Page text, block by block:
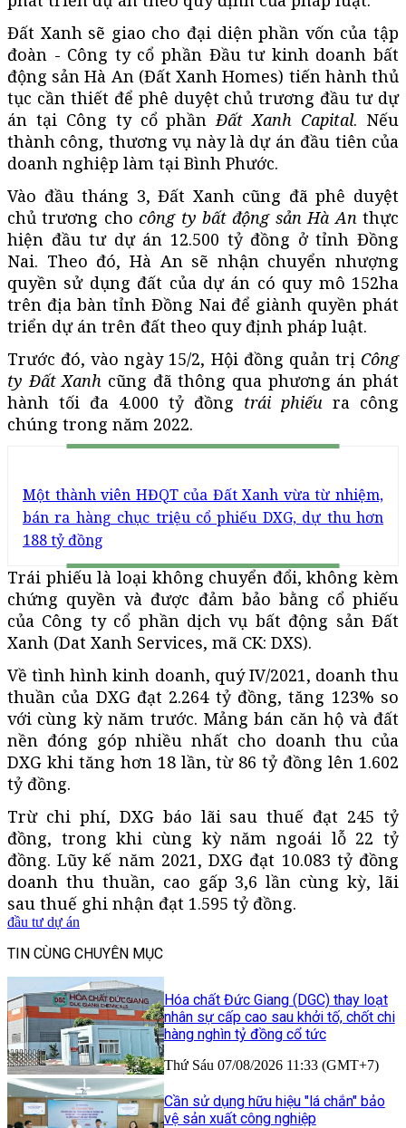
Đất Xanh sẽ giao cho đại diện phần vốn của tập
đoàn - Công ty cổ phần Đầu tư kinh doanh bất
động sản Hà An (Đất Xanh Homes) tiến hành thủ
tục cần thiết để phê duyệt chủ trương đầu tư dự
án tại Công ty cổ phần Đất Xanh Capital. Nếu
thành công, thương vụ này là dự án đầu tiên của
doanh nghiệp làm tại Bình Phước.
Vào đầu tháng 3, Đất Xanh cũng đã phê duyệt
chủ trương chocông ty bất động sản Hà Anthực
hiện đầu tư dự án 12.500 tỷ đồng ở tỉnh Đồng
Nai. Theo đó, Hà An sẽ nhận chuyển nhượng
quyền sử dụng đất của dự án có quy mô 152ha
trên địa bàn tỉnh Đồng Nai để giành quyền phát
triển dự án trên đất theo quy định pháp luật.
Trước đó, vào ngày 15/2, Hội đồng quản trị Công
ty Đất Xanh cũng đã thông qua phương án phát
hành tối đa 4.000 tỷ đồng trái phiếu ra công
chúng trong năm 2022.
Một thành viên HĐQT của Đất Xanh vừa từ nhiệm,
bán ra hàng chục triệu cổ phiếu DXG, dự thu hơn
188 tỷ đồng
Trái phiếu là loại không chuyển đổi, không kèm
chứng quyền và được đảm bảo bằng cổ phiếu
của Công ty cổ phần dịch vụ bất động sản Đất
Xanh (Dat Xanh Services, mã CK: DXS).
Về tình hình kinh doanh, quý IV/2021, doanh thu
thuần của DXG đạt 2.264 tỷ đồng, tăng 123% so
với cùng kỳ năm trước. Mảng bán căn hộ và đất
nền đóng góp nhiều nhất cho doanh thu của
DXG khi tăng hơn 18 lần, từ 86 tỷ đồng lên 1.602
tỷ đồng.
Trừ chi phí, DXG báo lãi sau thuế đạt 245 tỷ
đồng, trong khi cùng kỳ năm ngoái lỗ 22 tỷ
đồng. Lũy kế năm 2021, DXG đạt 10.083 tỷ đồng
doanh thu thuần, cao gấp 3,6 lần cùng kỳ, lãi
sau thuế ghi nhận đạt 1.595 tỷ đồng.
đầu tư dự án
TIN CÙNG CHUYÊN MỤC
Hóa chất Đức Giang (DGC) thay loạt
nhân sự cấp cao sau khởi tố, chốt chi
hàng nghìn tỷ đồng cổ tức
Thứ Sáu 07/08/2026 11:33 (GMT+7)
Cần sử dụng hữu hiệu "lá chắn" bảo
vệ sản xuất công nghiệp